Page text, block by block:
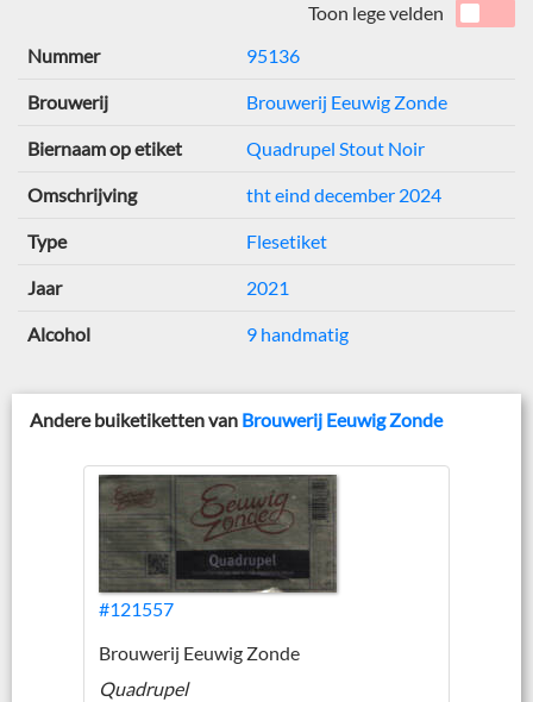
Toon lege velden
Nummer
95136
Brouwerij Brouwerij Eeuwig Zonde
Biernaam op etiket Quadrupel Stout Noir
Omschrijving tht eind december 2024
Type Flesetiket
Jaar 2021
Alcohol 9 handmatig
Andere buiketiketten van Brouwerij Eeuwig Zonde
#121557
Brouwerij Eeuwig Zonde
Quadrupel